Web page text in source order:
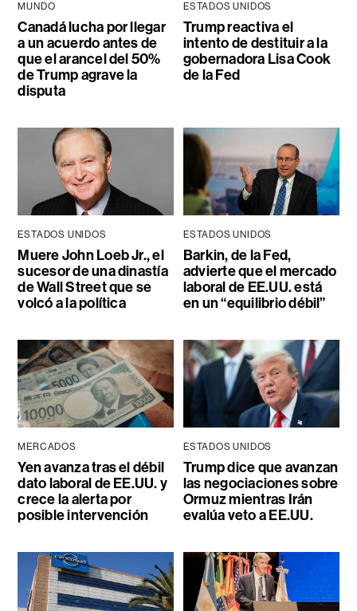
MUNDO
Canadá lucha por llegar
a un acuerdo antes de
que el arancel del 50%
de Trump agrave la
disputa
ESTADOS UNIDOS
Trump reactiva el
intento de destituir a la
gobernadora Lisa Cook
de la Fed
ESTADOS UNIDOS
Muere John Loeb Jr., el
sucesor de una dinastía
de Wall Street que se
volcó a la política
ESTADOS UNIDOS
Barkin, de la Fed,
advierte que el mercado
laboral de EE.UU. está
en un “equilibrio débil”
MERCADOS
Yen avanza tras el débil
dato laboral de EE.UU. y
crece la alerta por
posible intervención
ESTADOS UNIDOS
Trump dice que avanzan
las negociaciones sobre
Ormuz mientras Irán
evalúa veto a EE.UU.